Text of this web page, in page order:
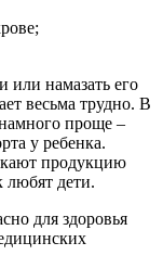
или намазать его
весьма трудно. В
проще –
у ребенка.
продукцию
любят дети.
для здоровья